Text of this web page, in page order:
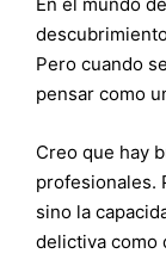
Pero cuando
pensar como
Creo que hay
profesionales.
sino la
delictiva como